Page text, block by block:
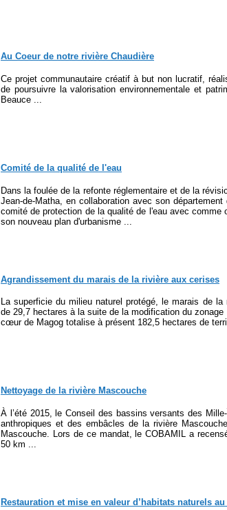
Au Coeur de notre rivière Chaudière
Ce projet communautaire créatif à but non lucratif,
de poursuivre la valorisation environnementale et
Beauce ...
Comité de la qualité de l'eau
Dans la foulée de la refonte réglementaire et de la
Jean-de-Matha, en collaboration avec son
comité de protection de la qualité de l'eau avec
son nouveau plan d'urbanisme ...
Agrandissement du marais de la rivière aux cerises
La superficie du milieu naturel protégé, le marais de
de 29,7 hectares à la suite de la modification du
cœur de Magog totalise à présent 182,5 hectares de
Nettoyage de la rivière Mascouche
À l’été 2015, le Conseil des bassins versants des
anthropiques et des embâcles de la rivière
Mascouche. Lors de ce mandat, le COBAMIL a
50 km ...
Restauration et mise en valeur d’habitats naturels